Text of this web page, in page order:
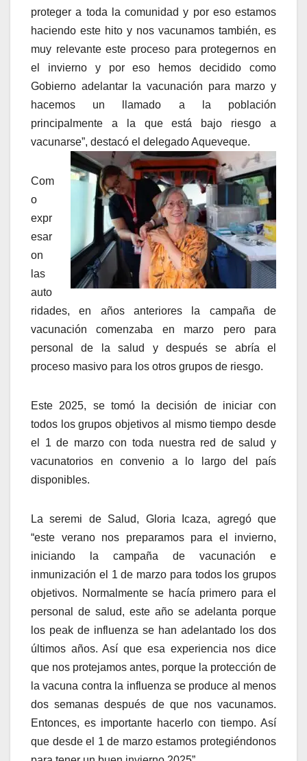
proteger a toda la comunidad y por eso estamos
haciendo este hito y nos vacunamos también, es
muy relevante este proceso para protegernos en
el invierno y por eso hemos decidido como
Gobierno adelantar la vacunación para marzo y
hacemos un llamado a la población
principalmente a la que está bajo riesgo a
vacunarse”, destacó el delegado Aqueveque.
Com
o
expr
esar
on
las
auto
ridades, en años anteriores la campaña de
vacunación comenzaba en marzo pero para
personal de la salud y después se abría el
proceso masivo para los otros grupos de riesgo.
Este 2025, se tomó la decisión de iniciar con
todos los grupos objetivos al mismo tiempo desde
el 1 de marzo con toda nuestra red de salud y
vacunatorios en convenio a lo largo del país
disponibles.
La seremi de Salud, Gloria Icaza, agregó que
“este verano nos preparamos para el invierno,
iniciando la campaña de vacunación e
inmunización el 1 de marzo para todos los grupos
objetivos. Normalmente se hacía primero para el
personal de salud, este año se adelanta porque
los peak de influenza se han adelantado los dos
últimos años. Así que esa experiencia nos dice
que nos protejamos antes, porque la protección de
la vacuna contra la influenza se produce al menos
dos semanas después de que nos vacunamos.
Entonces, es importante hacerlo con tiempo. Así
que desde el 1 de marzo estamos protegiéndonos